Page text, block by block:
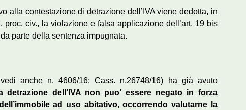
alla contestazione di detrazione dell’IVA viene dedotta, in
proc. civ., la violazione e falsa applicazione dell’art. 19 bis
parte della sentenza impugnata.
anche n. 4606/16; Cass. n.26748/16) ha già avuto
dell’IVA non puo’ essere negato in forza
ad uso abitativo, occorrendo valutarne la